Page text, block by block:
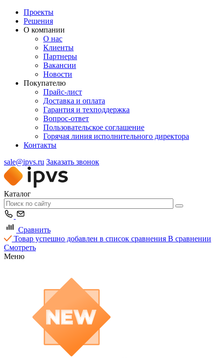
Проекты
Решения
О компании
О нас
Клиенты
Партнеры
Вакансии
Новости
Покупателю
Прайс-лист
Доставка и оплата
Гарантия и техподдержка
Вопрос-ответ
Пользовательское соглашение
Горячая линия исполнительного директора
Контакты
sale@ipvs.ru Заказать звонок
Каталог
Сравнить
Товар успешно добавлен в список сравнения В сравнении
Смотреть
Меню